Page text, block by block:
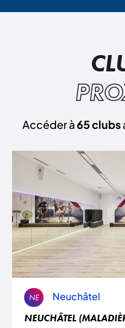
Accéder à65 clubs
NE Neuchâtel
NEUCHÂTEL